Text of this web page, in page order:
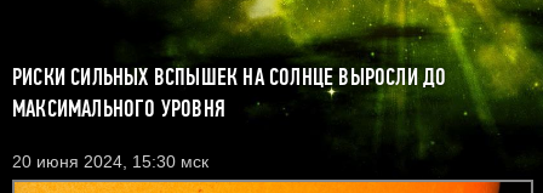
РИСКИ СИЛЬНЫХ ВСПЫШЕК НА СОЛНЦЕ ВЫРОСЛИ ДО
МАКСИМАЛЬНОГО УРОВНЯ
20 июня 2024, 15:30 мск